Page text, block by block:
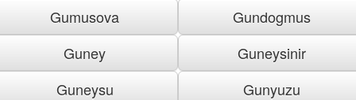
Gumusova
Gundogmus
Guney
Guneysinir
Guneysu
Gunyuzu